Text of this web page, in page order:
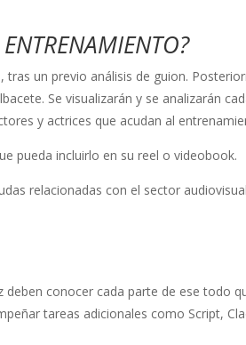
un previo análisis de guion.
Se visualizarán y se analizarán
y actrices que acudan al
pueda incluirlo en su reel o videobook.
relacionadas con el sector
conocer cada parte de ese todo
tareas adicionales como Script,